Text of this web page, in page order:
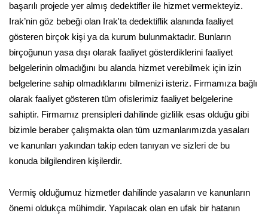
başarılı projede yer almış dedektifler ile hizmet vermekteyiz.
Irak’nin göz bebeği olan Irak'ta dedektiflik alanında faaliyet
gösteren birçok kişi ya da kurum bulunmaktadır. Bunların
birçoğunun yasa dışı olarak faaliyet gösterdiklerini faaliyet
belgelerinin olmadığını bu alanda hizmet verebilmek için izin
belgelerine sahip olmadıklarını bilmenizi isteriz. Firmamıza bağlı
olarak faaliyet gösteren tüm ofislerimiz faaliyet belgelerine
sahiptir. Firmamız prensipleri dahilinde gizlilik esas olduğu gibi
bizimle beraber çalışmakta olan tüm uzmanlarımızda yasaları
ve kanunları yakından takip eden tanıyan ve sizleri de bu
konuda bilgilendiren kişilerdir.
Vermiş olduğumuz hizmetler dahilinde yasaların ve kanunların
önemi oldukça mühimdir. Yapılacak olan en ufak bir hatanın